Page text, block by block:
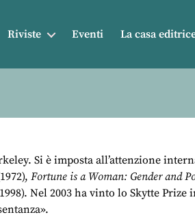
Riviste Eventi La casa
Si è imposta all’attenzione
Fortune is a Woman: Gender and
Nel 2003 ha vinto lo Skytte